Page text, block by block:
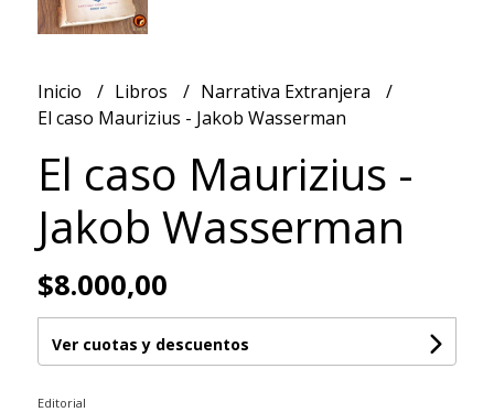
Inicio Libros
Narrativa Extranjera
El caso Maurizius - Jakob Wasserman
El caso Maurizius -
Jakob Wasserman
$8.000,00
Ver cuotas y descuentos
Editorial